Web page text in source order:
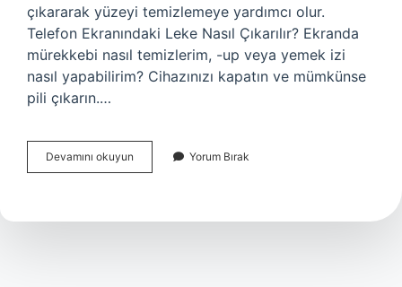
çıkararak yüzeyi temizlemeye yardımcı olur.
Telefon Ekranındaki Leke Nasıl Çıkarılır? Ekranda
mürekkebi nasıl temizlerim, -up veya yemek izi
nasıl yapabilirim? Cihazınızı kapatın ve mümkünse
pili çıkarın.…
Devamını okuyun Telefondaki
Kirler
Yorum Bırak